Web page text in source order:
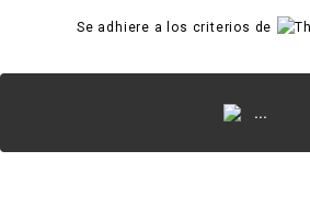
Se adhiere a los criterios de
...